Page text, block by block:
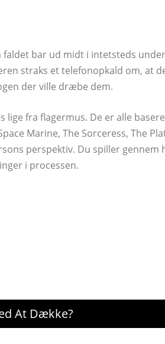
faldet bar ud midt i intetsteds
straks et telefonopkald om, at
der ville dræbe dem.
fra flagermus. De er alle
Marine, The Sorceress, The
perspektiv. Du spiller gennem
i processen.
At Dække?